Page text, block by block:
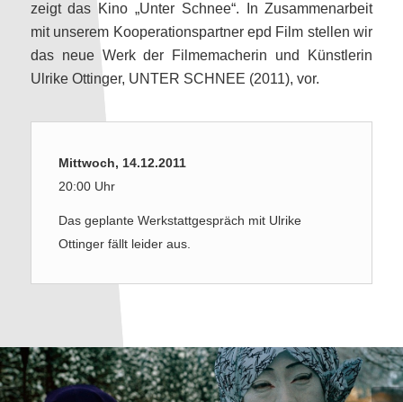
zeigt das Kino „Unter Schnee“. In Zusammenarbeit
mit unserem Kooperationspartner epd Film stellen wir
das neue Werk der Filmemacherin und Künstlerin
Ulrike Ottinger, UNTER SCHNEE (2011), vor.
Mittwoch, 14.12.2011
20:00 Uhr
Das geplante Werkstattgespräch mit Ulrike
Ottinger fällt leider aus.